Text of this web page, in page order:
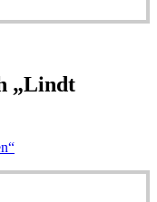
„Lindt